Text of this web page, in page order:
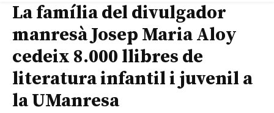
La família del divulgador
manresà Josep Maria Aloy
cedeix 8.000 llibres de
literatura infantil i juvenil a
la UManresa